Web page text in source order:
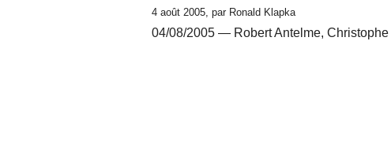
4 août 2005, par Ronald Klapka
04/08/2005 — Robert Antelme,